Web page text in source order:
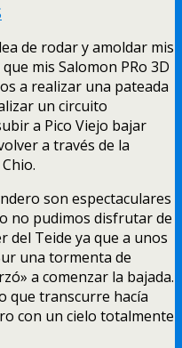
de rodar y amoldar mis
que mis Salomon PRo 3D
a realizar una pateada
un circuito
a Pico Viejo bajar
a través de la
son espectaculares
no pudimos disfrutar de
del Teide ya que a unos
una tormenta de
a comenzar la bajada.
que transcurre hacía
con un cielo totalmente